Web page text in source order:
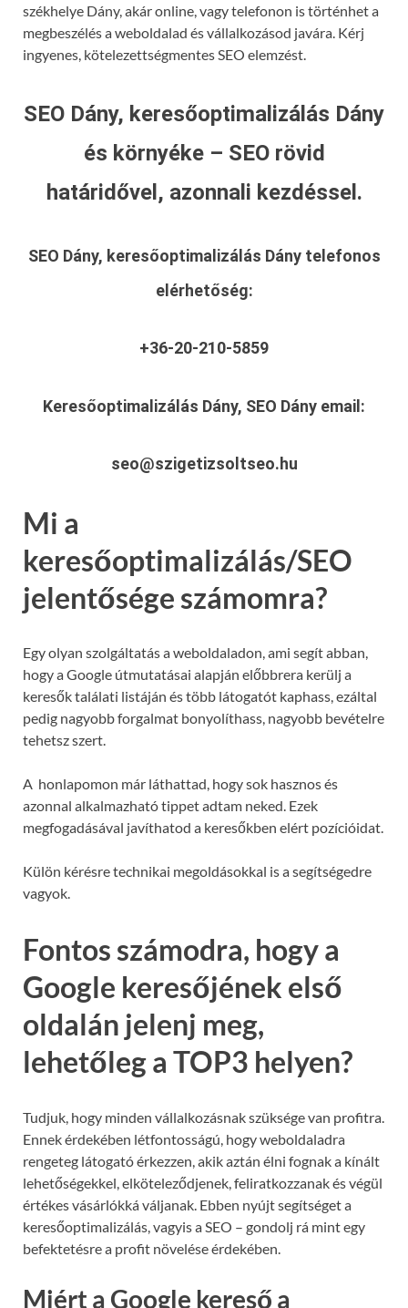
székhelye Dány, akár online, vagy telefonon is történhet a
megbeszélés a weboldalad és vállalkozásod javára. Kérj
ingyenes, kötelezettségmentes SEO elemzést.
SEO Dány, keresőoptimalizálás Dány
és környéke – SEO rövid
határidővel, azonnali kezdéssel.
SEO Dány, keresőoptimalizálás Dány telefonos
elérhetőség:
+36-20-210-5859
Keresőoptimalizálás Dány, SEO Dány email:
seo@szigetizsoltseo.hu
Mi a
keresőoptimalizálás/SEO
jelentősége számomra?
Egy olyan szolgáltatás a weboldaladon, ami segít abban,
hogy a Google útmutatásai alapján előbbrera kerülj a
keresők találati listáján és több látogatót kaphass, ezáltal
pedig nagyobb forgalmat bonyolíthass, nagyobb bevételre
tehetsz szert.
A honlapomon már láthattad, hogy sok hasznos és
azonnal alkalmazható tippet adtam neked. Ezek
megfogadásával javíthatod a keresőkben elért pozícióidat.
Külön kérésre technikai megoldásokkal is a segítségedre
vagyok.
Fontos számodra, hogy a
Google keresőjének első
oldalán jelenj meg,
lehetőleg a TOP3 helyen?
Tudjuk, hogy minden vállalkozásnak szüksége van profitra.
Ennek érdekében létfontosságú, hogy weboldaladra
rengeteg látogató érkezzen, akik aztán élni fognak a kínált
lehetőségekkel, elköteleződjenek, feliratkozzanak és végül
értékes vásárlókká váljanak. Ebben nyújt segítséget a
keresőoptimalizálás, vagyis a SEO – gondolj rá mint egy
befektetésre a profit növelése érdekében.
Miért a Google kereső a